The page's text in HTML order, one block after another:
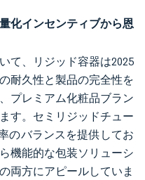
化インセンティブから恩
て、リジッド容器は2025
耐久性と製品の完全性を
プレミアム化粧品ブラン
す。セミリジッドチュー
のバランスを提供してお
機能的な包装ソリューシ
両方にアピールしていま